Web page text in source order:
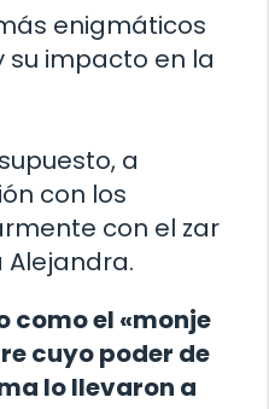
enigmáticos
su impacto en la
a
con los
con el zar
Alejandra.
como el «monje
cuyo poder de
lo llevaron a